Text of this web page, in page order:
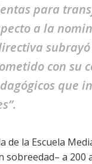
para
a la
con su
que
de la Escuela
a 200